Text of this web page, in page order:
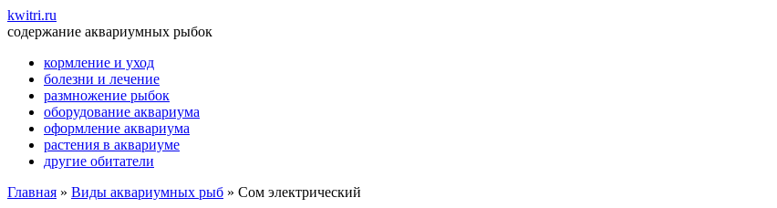
kwitri.ru
содержание аквариумных рыбок
кормление и уход
болезни и лечение
размножение рыбок
оборудование аквариума
оформление аквариума
растения в аквариуме
другие обитатели
Главная » Виды аквариумных рыб » Сом электрический